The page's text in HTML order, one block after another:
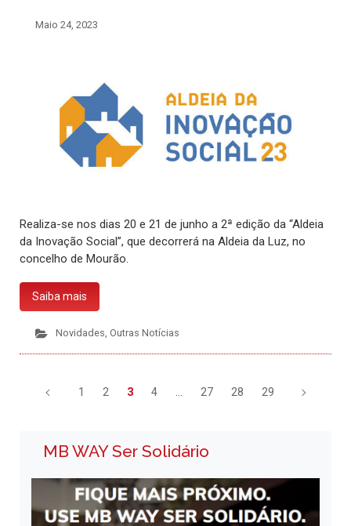
Maio 24, 2023
Realiza-se nos dias 20 e 21 de junho a 2ª edição da “Aldeia
da Inovação Social”, que decorrerá na Aldeia da Luz, no
concelho de Mourão.
Saiba mais
Novidades, Outras Notícias
1 2 3 4 … 27 28 29
MB WAY Ser Solidário